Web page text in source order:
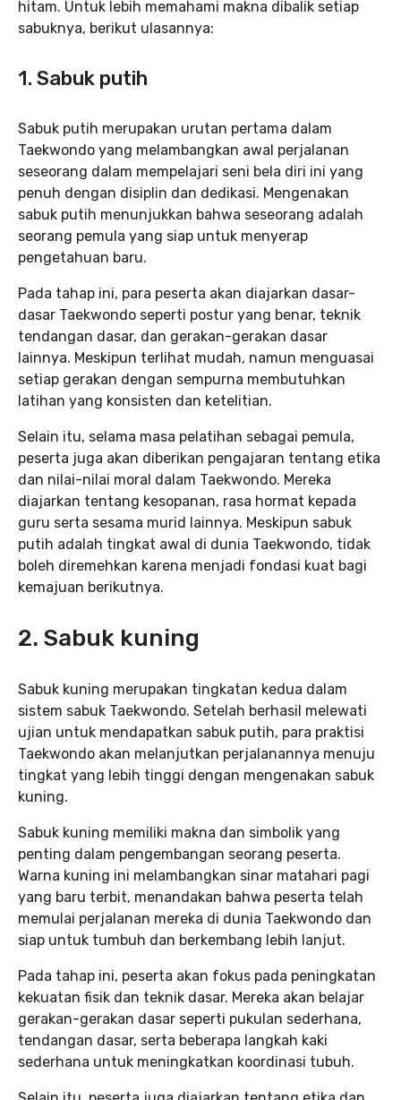
hitam. Untuk lebih memahami makna dibalik setiap
sabuknya, berikut ulasannya:
1. Sabuk putih
Sabuk putih merupakan urutan pertama dalam
Taekwondo yang melambangkan awal perjalanan
seseorang dalam mempelajari seni bela diri ini yang
penuh dengan disiplin dan dedikasi. Mengenakan
sabuk putih menunjukkan bahwa seseorang adalah
seorang pemula yang siap untuk menyerap
pengetahuan baru.
Pada tahap ini, para peserta akan diajarkan dasar-
dasar Taekwondo seperti postur yang benar, teknik
tendangan dasar, dan gerakan-gerakan dasar
lainnya. Meskipun terlihat mudah, namun menguasai
setiap gerakan dengan sempurna membutuhkan
latihan yang konsisten dan ketelitian.
Selain itu, selama masa pelatihan sebagai pemula,
peserta juga akan diberikan pengajaran tentang etika
dan nilai-nilai moral dalam Taekwondo. Mereka
diajarkan tentang kesopanan, rasa hormat kepada
guru serta sesama murid lainnya. Meskipun sabuk
putih adalah tingkat awal di dunia Taekwondo, tidak
boleh diremehkan karena menjadi fondasi kuat bagi
kemajuan berikutnya.
2. Sabuk kuning
Sabuk kuning merupakan tingkatan kedua dalam
sistem sabuk Taekwondo. Setelah berhasil melewati
ujian untuk mendapatkan sabuk putih, para praktisi
Taekwondo akan melanjutkan perjalanannya menuju
tingkat yang lebih tinggi dengan mengenakan sabuk
kuning.
Sabuk kuning memiliki makna dan simbolik yang
penting dalam pengembangan seorang peserta.
Warna kuning ini melambangkan sinar matahari pagi
yang baru terbit, menandakan bahwa peserta telah
memulai perjalanan mereka di dunia Taekwondo dan
siap untuk tumbuh dan berkembang lebih lanjut.
Pada tahap ini, peserta akan fokus pada peningkatan
kekuatan fisik dan teknik dasar. Mereka akan belajar
gerakan-gerakan dasar seperti pukulan sederhana,
tendangan dasar, serta beberapa langkah kaki
sederhana untuk meningkatkan koordinasi tubuh.